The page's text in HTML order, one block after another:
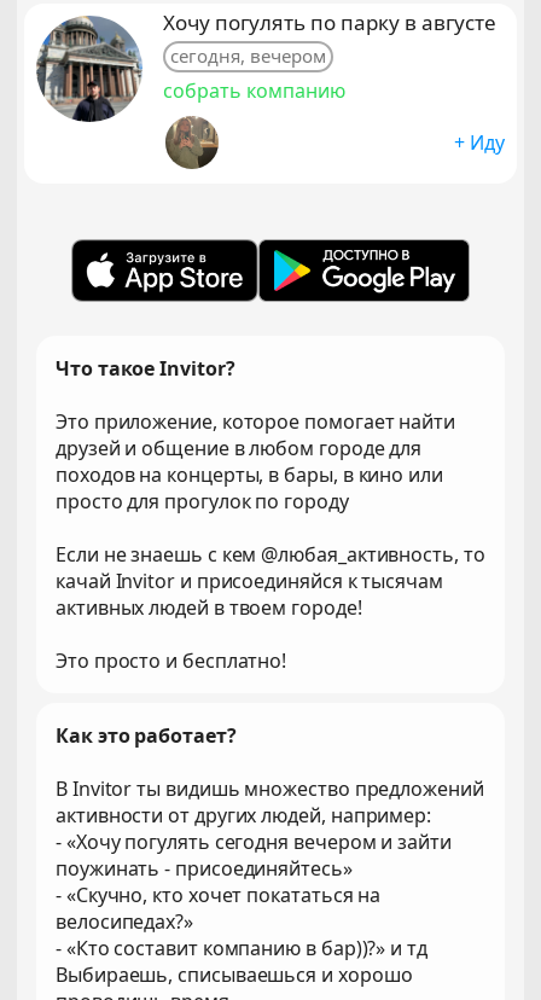
Хочу погулять по парку в августе
сегодня, вечером
собрать компанию
+ Иду
Что такое Invitor?
Это приложение, которое помогает найти
друзей и общение в любом городе для
походов на концерты, в бары, в кино или
просто для прогулок по городу
Если не знаешь с кем @любая_активность, то
качай Invitor и присоединяйся к тысячам
активных людей в твоем городе!
Это просто и бесплатно!
Как это работает?
В Invitor ты видишь множество предложений
активности от других людей, например:
- «Хочу погулять сегодня вечером и зайти
поужинать - присоединяйтесь»
- «Скучно, кто хочет покататься на
велосипедах?»
- «Кто составит компанию в бар))?» и тд
Выбираешь, списываешься и хорошо